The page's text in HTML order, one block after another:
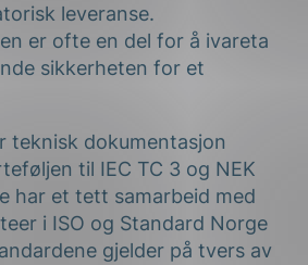
leveranse.
er ofte en del for å ivareta
sikkerheten for et
teknisk dokumentasjon
til IEC TC 3 og NEK
har et tett samarbeid med
i ISO og Standard Norge
gjelder på tvers av